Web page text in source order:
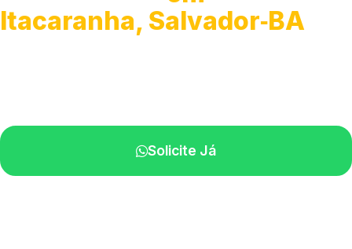
Itacaranha, Salvador‑BA
Solicite Já